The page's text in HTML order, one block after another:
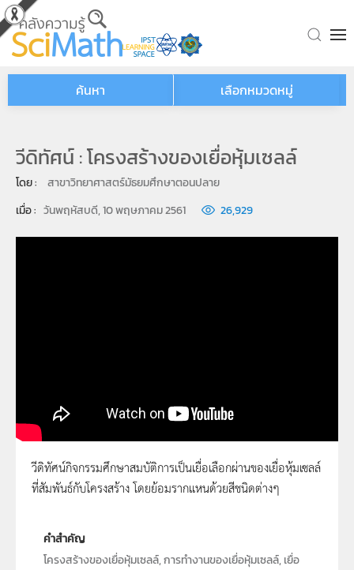
Skip to main content
ค้นหา เลือกหมวดหมู่
วีดิทัศน์ : โครงสร้างของเยื่อหุ้มเซลล์
โดย :
สาขาวิทยาศาสตร์มัธยมศึกษาตอนปลาย
เมื่อ : วันพฤหัสบดี, 10 พฤษภาคม 2561 26,929
โครงสร้างของเยื่อหุ้มเซลล์
วีดิทัศน์กิจกรรมศึกษาสมบัติการเป็นเยื่อเลือกผ่านของเยื่อหุ้มเซลล์
ที่สัมพันธ์กับโครงสร้าง โดยย้อมรากแหนด้วยสีชนิดต่างๆ
คำสำคัญ
โครงสร้างของเยื่อหุ้มเซลล์, การทำงานของเยื่อหุ้มเซลล์, เยื่อ